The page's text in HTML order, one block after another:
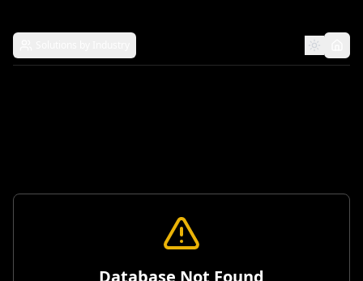
Database Not Found